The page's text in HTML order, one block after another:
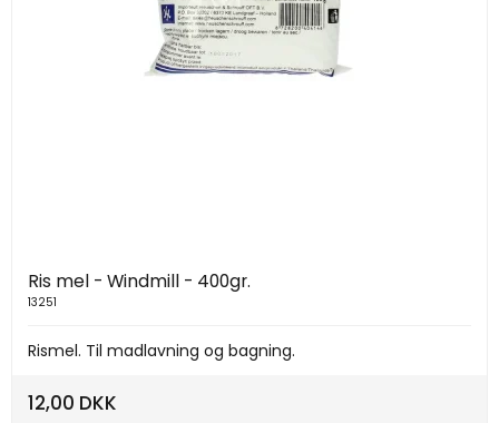
Ris mel - Windmill - 400gr.
13251
Rismel. Til madlavning og bagning.
12,00 DKK